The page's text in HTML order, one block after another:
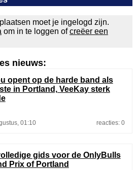
moet je ingelogd zijn.
om in te loggen ofcreëer een
nieuws:
opent op de harde band als
in Portland, VeeKay sterk
01:10 reacties: 0
gids voor de OnlyBulls
Prix of Portland